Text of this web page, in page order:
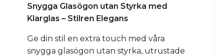
Snygga Glasögon utan Styrka med
Klarglas – Stilren Elegans
Ge din stil en extra touch med våra
snygga glasögon utan styrka, utrustade